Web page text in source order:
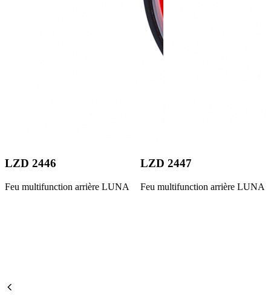
LZD 2446
Feu multifunction arrière LUNA
LZD 2447
Feu multifunction arrière LUNA